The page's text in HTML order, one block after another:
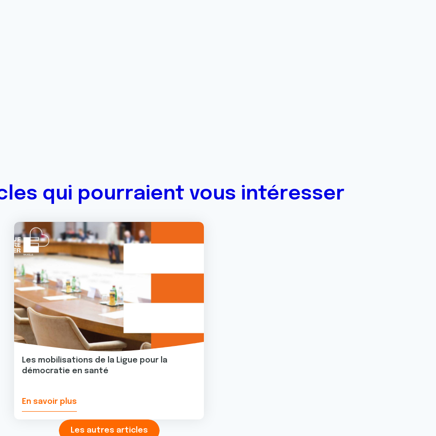
qui pourraient vous intéresser
Image
Les mobilisations de la Ligue pour la
démocratie en santé
En savoir plus
Les autres articles